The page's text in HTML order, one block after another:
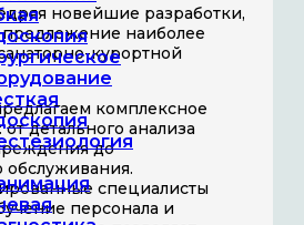
новейшие разработки,
предложение наиболее
курортной
комплексное
детального анализа
до
обслуживания.
специалисты
персонала и